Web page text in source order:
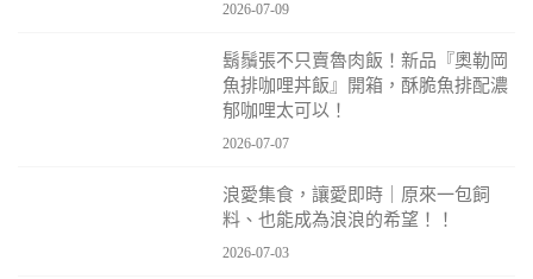
2026-07-09
鬍鬚張不只賣魯肉飯！新品『奧勒岡
魚排咖哩丼飯』開箱，酥脆魚排配濃
郁咖哩太可以！
2026-07-07
浪愛集食，讓愛即時｜原來一包飼
料、也能成為浪浪的希望！！
2026-07-03